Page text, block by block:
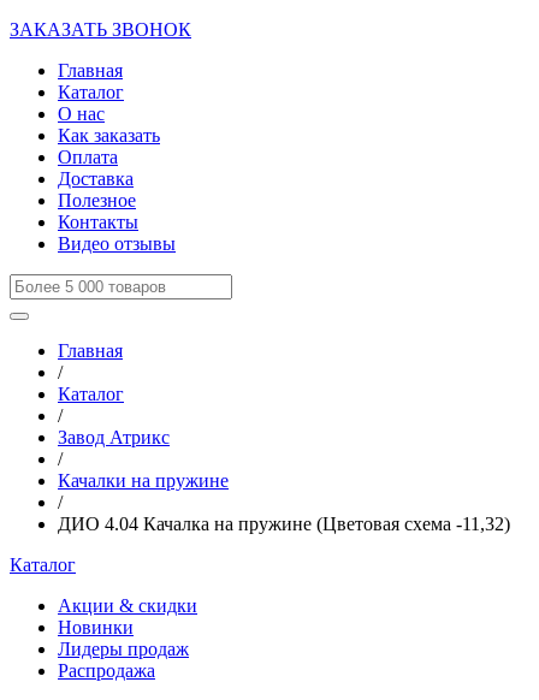
ЗАКАЗАТЬ ЗВОНОК
Главная
Каталог
О нас
Как заказать
Оплата
Доставка
Полезное
Контакты
Видео отзывы
Главная
/
Каталог
/
Завод Атрикс
/
Качалки на пружине
/
ДИО 4.04 Качалка на пружине (Цветовая схема -11,32)
Каталог
Акции & скидки
Новинки
Лидеры продаж
Распродажа